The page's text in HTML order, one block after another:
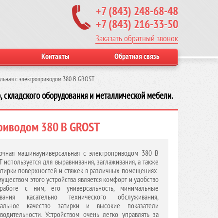
+7 (843) 248-68-48
+7 (843) 216-33-50
Заказать обратный звонок
Контакты Обратная связь
с электроприводом 380 В GROST
оборудования и металлической мебели.
380 В GROST
машинауниверсальная с электроприводом 380 В
используется для выравнивания, заглаживания, а также
поверхностей и стяжек в различных помещениях.
этого устройства является комфорт и удобство
с ним, его универсальность, минимальные
касательно технического обслуживания,
качество затирки и высокие показатели
Устройством очень легко управлять за